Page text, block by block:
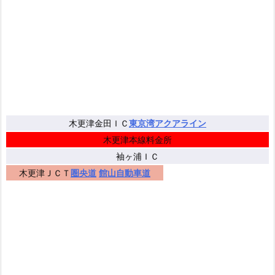
木更津金田ＩＣ東京湾アクアライン
木更津本線料金所
袖ヶ浦ＩＣ
木更津ＪＣＴ 圏央道 館山自動車道